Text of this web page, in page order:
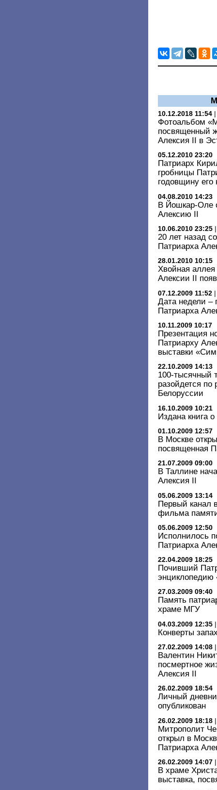
10.12.2018 11:54
Фотоальбом
посвященный
Алексия II в
05.12.2010 23:20
Патриарх
гробницы
годовщину его
04.08.2010 14:23
В Йошкар-Оле
Алексию II
10.06.2010 23:25
20 лет назад
Патриарха
28.01.2010 10:15
Хвойная
Алексии II
07.12.2009 11:52
Дата недели –
Патриарха
10.11.2009 10:17
Презентация
Патриарху
выставки
22.10.2009 14:13
100-тысячный
разойдется
Белоруссии
16.10.2009 10:21
Издана книга
01.10.2009 12:57
В Москве
посвященная
21.07.2009 09:00
В Таллине
Алексия II
05.06.2009 13:14
Первый канал
фильма
05.06.2009 12:50
Исполнилось
Патриарха
22.04.2009 18:25
Почивший
27.03.2009 09:40
Память
храме МГУ
04.03.2009 12:35
Конверты
27.02.2009 14:08
Валентин
посмертное
Алексия II
26.02.2009 18:54
Личный
опубликован
26.02.2009 18:18
Митрополит
открыл в
Патриарха
26.02.2009 14:07
В храме
выставка,